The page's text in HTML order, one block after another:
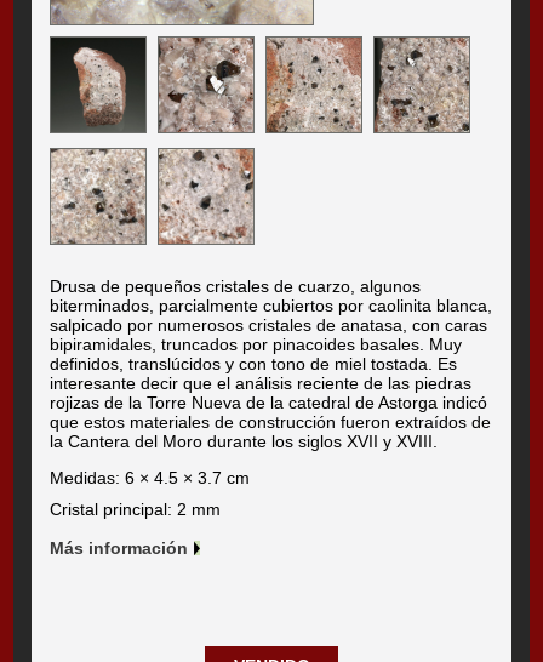
Drusa de pequeños cristales de cuarzo, algunos
biterminados, parcialmente cubiertos por caolinita blanca,
salpicado por numerosos cristales de anatasa, con caras
bipiramidales, truncados por pinacoides basales. Muy
definidos, translúcidos y con tono de miel tostada. Es
interesante decir que el análisis reciente de las piedras
rojizas de la Torre Nueva de la catedral de Astorga indicó
que estos materiales de construcción fueron extraídos de
la Cantera del Moro durante los siglos XVII y XVIII.
Medidas: 6 × 4.5 × 3.7 cm
Cristal principal: 2 mm
Más información